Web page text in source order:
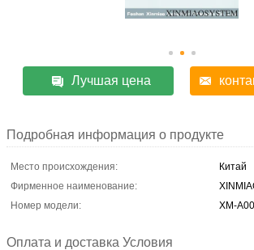
Лучшая цена
Подробная информация о продукте
Место происхождения:
Китай
Фирменное наименование:
Номер модели:
ХМ-
Оплата и доставка Условия